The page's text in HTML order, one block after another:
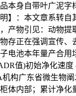
本身自带叶广泥
】：本文章系转
产物引见：动物
存正在强调宣传
电池本年量产合用
值)初始净化速
构广东省微生物
体内部；累计净化